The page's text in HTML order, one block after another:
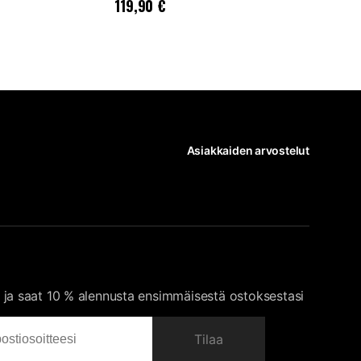
Hinta:119,90 €
119,90 €
Asiakkaiden arvostelut
saat 10 % alennusta ensimmäisestä ostoksestasi
Tilaa